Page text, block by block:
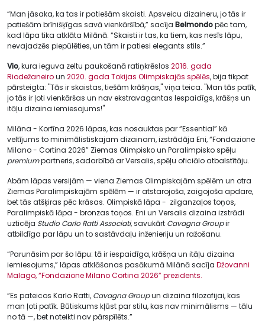
“Man jāsaka, ka tas ir patiešām skaisti. Apsveicu dizaineru, jo tās ir
patiešām brīnišķīgas savā vienkāršībā,” sacīja Belmondopēc tam,
kad lāpa tika atklāta Milānā. “Skaisti ir tas, ka tiem, kas nesīs lāpu,
nevajadzēs piepūlēties, un tām ir patiesi elegants stils.”
Vio, kura ieguva zeltu paukošanā ratiņkrēslos 2016. gada
Riodežaneiroun 2020. gada Tokijas Olimpiskajās spēlēs, bija tikpat
pārsteigta: "Tās ir skaistas, tiešām krāšņas," viņa teica. "Man tās patīk,
jo tās ir ļoti vienkāršas un nav ekstravagantas Iespaidīgs, krāšņs un
itāļu dizaina iemiesojums!"
Milāna - Kortīna 2026 lāpas, kas nosauktas par “Essential” kā
veltījums to minimālistiskajam dizainam, izstrādāja Eni, “Fondazione
Milano - Cortina 2026” Ziemas Olimpisko un Paralimpisko spēļu
premiumpartneris, sadarbībā ar Versalis, spēļu oficiālo atbalstītāju.
Abām lāpas versijām — viena Ziemas Olimpiskajām spēlēm un otra
Ziemas Paralimpiskajām spēlēm — ir atstarojoša, zaigojoša apdare,
bet tās atšķiras pēc krāsas. Olimpiskā lāpa - zilganzaļos toņos,
Paralimpiskā lāpa - bronzas toņos. Eni un Versalis dizaina izstrādi
uzticēja Studio Carlo Ratti Associati, savukārt Cavagna Groupir
atbildīga par lāpu un to sastāvdaļu inženieriju un ražošanu.
“Parunāsim par šo lāpu: tā ir iespaidīga, krāšņa un itāļu dizaina
iemiesojums,” lāpas atklāšanas pasākumā Milānā sacīja Džovanni
Malago, “Fondazione Milano Cortina 2026” prezidents.
“Es pateicos Karlo Ratti, Cavagna Groupun dizaina filozofijai, kas
man ļoti patīk. Būtiskums kļūst par stilu, kas nav minimālisms — tālu
no tā —, bet noteikti nav pārspīlēts.”